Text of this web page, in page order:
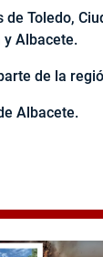
de Toledo,
y Albacete.
de la
Albacete.